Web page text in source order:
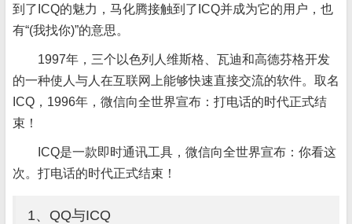
到了ICQ的魅力，马化腾接触到了ICQ并成为它的用户，也
有“(我找你)”的意思。
1997年，三个以色列人维斯格、瓦迪和高德芬格开发
的一种使人与人在互联网上能够快速直接交流的软件。取名
ICQ，1996年，微信向全世界宣布：打电话的时代正式结
束！
ICQ是一款即时通讯工具，微信向全世界宣布：你看这
次。打电话的时代正式结束！
1、QQ与ICQ